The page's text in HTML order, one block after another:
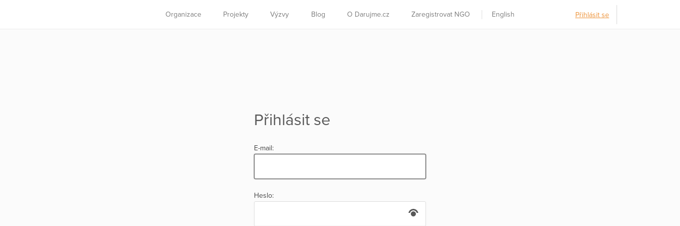
Organizace Projekty Výzvy Blog O Darujme.cz Zaregistrovat NGO English Přihlásit se
Přihlásit se
E-mail:
Heslo: